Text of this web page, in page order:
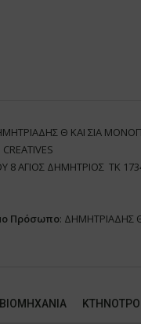
Θ ΚΑΙ ΣΙΑ
8 ΑΓΙΟΣ ΔΗΜΗΤΡΙΟΣ ΤΚ
Πρόσωπο: ΔΗΜΗΤΡΙΑΔΗΣ
ΒΙΟΜΗΧΑΝΙΑ